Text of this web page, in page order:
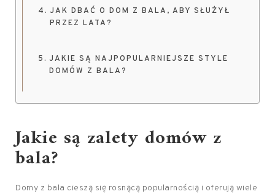
JAK DBAĆ O DOM Z BALA, ABY SŁUŻYŁ
PRZEZ LATA?
JAKIE SĄ NAJPOPULARNIEJSZE STYLE
DOMÓW Z BALA?
Jakie są zalety domów z
bala?
Domy z bala cieszą się rosnącą popularnością i oferują wiele